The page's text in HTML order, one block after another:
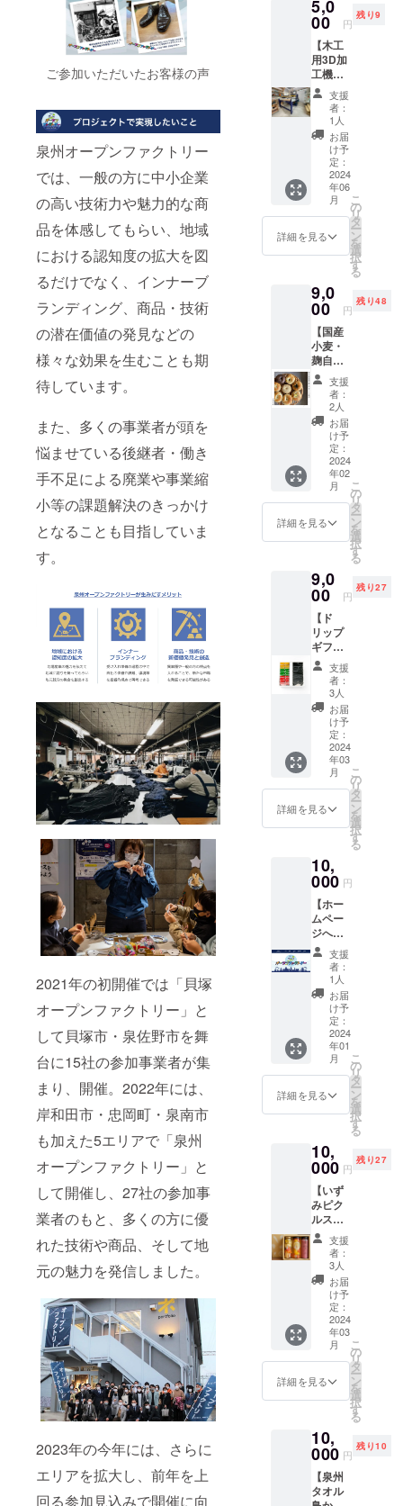
ご参加いただいたお客様の声
泉州オープンファクトリー
では、一般の方に中小企業
の高い技術力や魅力的な商
品を体感してもらい、地域
における認知度の拡大を図
るだけでなく、インナーブ
ランディング、商品・技術
の潜在価値の発見などの
様々な効果を生むことも期
待しています。
また、多くの事業者が頭を
悩ませている後継者・働き
手不足による廃業や事業縮
小等の課題解決のきっかけ
となることも目指していま
す。
2021年の初開催では「貝塚
オープンファクトリー」と
して貝塚市・泉佐野市を舞
台に15社の参加事業者が集
まり、開催。2022年には、
岸和田市・忠岡町・泉南市
も加えた5エリアで「泉州
オープンファクトリー」と
して開催し、27社の参加事
業者のもと、多くの方に優
れた技術や商品、そして地
元の魅力を発信しました。
2023年の今年には、さらに
エリアを拡大し、前年を上
回る参加見込みで開催に向
たしま
す。 重
要文化
財の願
泉寺を
はじめ
とする
社寺や
登録文
化財の
町家な
どをめ
ぐり、
歴史の
まちを
味わっ
ていた
のリ
ターン
社団法
人貝塚
寺内町
保存活
用事業
団様よ
り提供
しま
す。 ※
時期
2023年
12月〜
2024年
12月ま
日程・
時間・
見学先
等のご
要望を
お伺い
し調整
しま
す） ※
本リ
ターン
による1
回のご
案内は
10名ま
員とな
りま
日程・
時間・
見学先
等のご
要望が
ござい
ました
ら備考
欄にご
記載く
ださ
い。 ※
写真は
イメー
現地ま
での交
はご負
担願い
ます。
5,0
00 円
残り9
【木工
用3D加
工機
「Shop
Bot」で
オリジ
ナルフ
ラワー
ベース
制作体
験】 貝
塚駅前
のコ
ワーキ
ングス
ポート
フォリ
オに併
設され
た工房
で木工
用3D加
工機
「Shop
Bot」を
使って
オリジ
ナルの
フラ
ワー
ベース
をつく
こちら
のリ
は株式
会社
ポート
フォリ
オ様よ
り提供
しま
す。 ※
時期
2023年
12月〜
2024年
6月末日
まで
時間・
見学先
等のご
要望を
お伺い
し調整
しま
す） ※
事前に
日時の
ご希望
がござ
いまし
たら備
考欄に
くださ
い。 ※
ジで
す。 ※
現地ま
での交
通費・
滞在費
はご負
担願い
ます。
支援
者：
1人
お届
け予
定：
2024
年06
月
詳細を見る
こ
の
リ
タ
ー
ン
を
選
択
す
る
9,0
00 円
残り48
【国産
小麦・
麹自家
製酵母
で作る
もちっ
ふわっ
ベーグ
ル6個
セッ
ト】 限
定の
Komugi
toベー
グル人
バ
ター・
ベーコ
ン＆
チー
ズ・京
きな
こ・
チョコ
レー
ト・お
楽しみ
２種）
＋米粉
100%ほ
ろほろ
クッ
です。
※こちら
ターン
は
Komugi
to様か
ら発送
しま
す。 ※
画像は
イメー
ジで
す。 ※
クール
便にて
発送し
※原材料
加物等
の食品
表示は
お届け
商品の
ラベル
に表記
されま
す。商
品開封
前には
必ずお
届けの
リター
ンに貼
たラベ
ルや注
認くだ
さい。
支援
者：
2人
お届
け予
定：
2024
年02
月
詳細を見る
こ
の
リ
タ
ー
ン
を
選
択
す
る
9,0
00 円
残り27
【ド
リップ
ギフト
30袋入
(ブレン
ド3種と
神山3
種)】
熟練の
焙煎職
人が丁
寧に煎
りあげ
た品質
と鮮度
自慢の
ブレン
ドコー
ヒー3種
類と、
無農薬
栽培の
上質な
豆「バ
リ・ア
ラビカ
神山」
を100％
使った
スペ
シャル
ティ
ヒー3種
入った
贅沢な
セット
です。
製造直
売だか
らでき
るの煎
りたて
挽きた
ての素
晴らし
い香り
の珈琲
をお手
軽なド
しみく
ださ
い。
〈真ご
ころ〉
支援
者：
3人
お届
け予
定：
2024
年03
月
詳細を見る
こ
の
リ
タ
ー
ン
を
選
択
す
る
10,
000 円
【ホー
ムペー
ジへの
お名
前・社
名掲
載】 泉
州オー
プン
ファク
トリー
HPにお
名前ま
たは社
名（文
載させ
ていた
だきま
す。 掲
載期
間：
2024年
1月〜
2028年
12月 ※
掲載を
希望さ
れるお
名前
（団
体・企
業名も
入くだ
さい。
の掲載
場所・
支援
者：
1人
お届
け予
定：
2024
年01
月
詳細を見る
こ
の
リ
タ
ー
ン
を
選
択
す
る
10,
000 円
残り27
【いず
みピク
ルス人
気3本
セッ
ト】 大
阪泉州
地域特
産の水
なす使
用した
「水な
すピク
ルス」
に、
た甘さ
に仕上
げたコ
ンポー
ト、ラ
支援
者：
3人
お届
け予
定：
2024
年03
月
詳細を見る
こ
の
リ
タ
ー
ン
を
選
択
す
る
10,
000 円
残り10
【泉州
タオル